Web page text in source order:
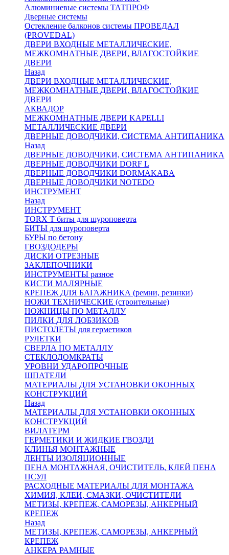
Алюминиевые системы ТАТПРОФ
Дверные системы
Остекление балконов системы ПРОВЕДАЛ
(PROVEDAL)
ДВЕРИ ВХОДНЫЕ МЕТАЛЛИЧЕСКИЕ,
МЕЖКОМНАТНЫЕ ДВЕРИ, ВЛАГОСТОЙКИЕ
ДВЕРИ
Назад
ДВЕРИ ВХОДНЫЕ МЕТАЛЛИЧЕСКИЕ,
МЕЖКОМНАТНЫЕ ДВЕРИ, ВЛАГОСТОЙКИЕ
ДВЕРИ
АКВАДОР
МЕЖКОМНАТНЫЕ ДВЕРИ KAPELLI
МЕТАЛЛИЧЕСКИЕ ДВЕРИ
ДВЕРНЫЕ ДОВОДЧИКИ, СИСТЕМА АНТИПАНИКА
Назад
ДВЕРНЫЕ ДОВОДЧИКИ, СИСТЕМА АНТИПАНИКА
ДВЕРНЫЕ ДОВОДЧИКИ DORF L
ДВЕРНЫЕ ДОВОДЧИКИ DORMAKABA
ДВЕРНЫЕ ДОВОДЧИКИ NOTEDO
ИНСТРУМЕНТ
Назад
ИНСТРУМЕНТ
TORX T биты для шуроповерта
БИТЫ для шуроповерта
БУРЫ по бетону
ГВОЗДОДЕРЫ
ДИСКИ ОТРЕЗНЫЕ
ЗАКЛЕПОЧНИКИ
ИНСТРУМЕНТЫ разное
КИСТИ МАЛЯРНЫЕ
КРЕПЕЖ ДЛЯ БАГАЖНИКА (ремни, резинки)
НОЖИ ТЕХНИЧЕСКИЕ (строительные)
НОЖНИЦЫ ПО МЕТАЛЛУ
ПИЛКИ ДЛЯ ЛОБЗИКОВ
ПИСТОЛЕТЫ для герметиков
РУЛЕТКИ
СВЕРЛА ПО МЕТАЛЛУ
СТЕКЛОДОМКРАТЫ
УРОВНИ УДАРОПРОЧНЫЕ
ШПАТЕЛИ
МАТЕРИАЛЫ ДЛЯ УСТАНОВКИ ОКОННЫХ
КОНСТРУКЦИЙ
Назад
МАТЕРИАЛЫ ДЛЯ УСТАНОВКИ ОКОННЫХ
КОНСТРУКЦИЙ
ВИЛАТЕРМ
ГЕРМЕТИКИ И ЖИДКИЕ ГВОЗДИ
КЛИНЬЯ МОНТАЖНЫЕ
ЛЕНТЫ ИЗОЛЯЦИОННЫЕ
ПЕНА МОНТАЖНАЯ, ОЧИСТИТЕЛЬ, КЛЕЙ ПЕНА
ПСУЛ
РАСХОДНЫЕ МАТЕРИАЛЫ ДЛЯ МОНТАЖА
ХИМИЯ, КЛЕИ, СМАЗКИ, ОЧИСТИТЕЛИ
МЕТИЗЫ, КРЕПЕЖ, САМОРЕЗЫ, АНКЕРНЫЙ
КРЕПЕЖ
Назад
МЕТИЗЫ, КРЕПЕЖ, САМОРЕЗЫ, АНКЕРНЫЙ
КРЕПЕЖ
АНКЕРА РАМНЫЕ